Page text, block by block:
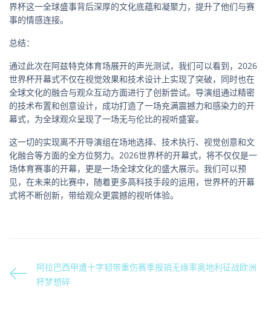
界杯这一全球盛事背后深厚的文化底蕴和凝聚力，提升了他们与赛
事的情感连接。
总结：
通过此次在阿兹特克体育场展开的声光测试，我们可以看到，2026
世界杯开幕式不仅在视觉效果和技术设计上实现了突破，同时也在
全球文化的融合与观众互动方面进行了创新尝试。导演组通过精密
的技术布置和创意设计，成功打造了一场充满震撼力和感染力的开
幕式，为全球观众呈现了一场无与伦比的视听盛宴。
这一切的实现离不开导演组在场地选择、技术执行、视觉创意和文
化融合等方面的全方位努力。2026世界杯的开幕式，将不仅仅是一
场体育赛事的开幕，更是一场全球文化的盛大展示。我们可以预
见，在未来的比赛中，随着更多高科技手段的运用，世界杯的开幕
式将不断创新，带给观众更震撼的视听体验。
阿拉巴西甲遭十字韧带重伤赛季报销无缘率奥地利征战欧洲
杯梦想碎